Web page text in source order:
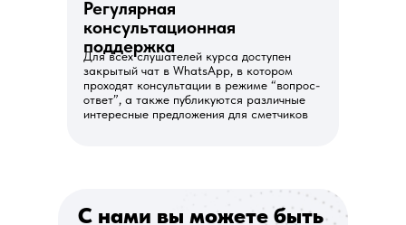
Регулярная
консультационная
поддержка
Для всех слушателей курса доступен
закрытый чат в WhatsApp, в котором
проходят консультации в режиме “вопрос-
ответ”, а также публикуются различные
интересные предложения для сметчиков
С нами вы можете быть